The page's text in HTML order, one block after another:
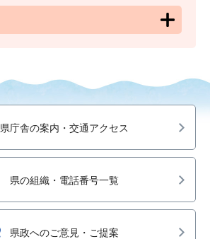
県庁舎の案内・交通アクセス
県の組織・電話番号一覧
県政へのご意見・ご提案